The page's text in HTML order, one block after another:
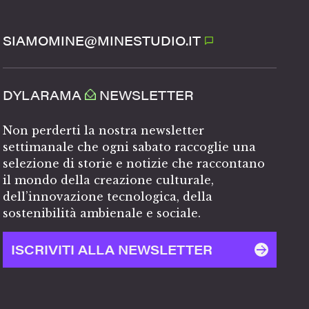
SIAMOMINE@MINESTUDIO.IT
DYLARAMA NEWSLETTER
Non perderti la nostra newsletter
settimanale che ogni sabato raccoglie una
selezione di storie e notizie che raccontano
il mondo della creazione culturale,
dell’innovazione tecnologica, della
sostenibilità ambienale e sociale.
ISCRIVITI ALLA NEWSLETTER